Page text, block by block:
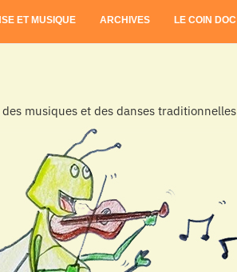
ET MUSIQUE ARCHIVES LE COIN DOC
musiques et des danses traditionnelles